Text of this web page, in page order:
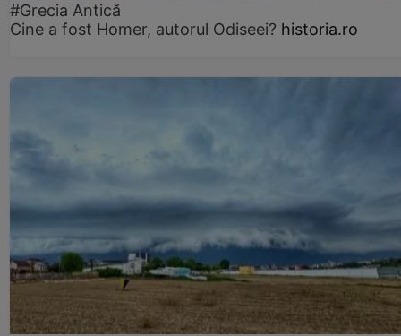
#Grecia Antică
Cine a fost Homer, autorul Odiseei? historia.ro